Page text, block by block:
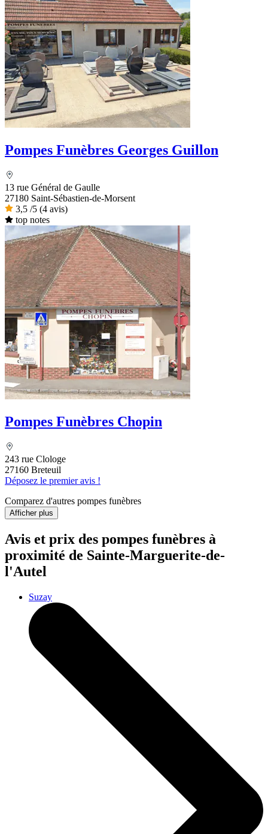
Pompes Funèbres Georges Guillon
13 rue Général de Gaulle
27180 Saint-Sébastien-de-Morsent
3,5 /5 (4 avis)
top notes
Pompes Funèbres Chopin
243 rue Clologe
27160 Breteuil
Déposez le premier avis !
Comparez d'autres pompes funèbres
Afficher plus
Avis et prix des pompes funèbres à
proximité de Sainte-Marguerite-de-
l'Autel
Suzay